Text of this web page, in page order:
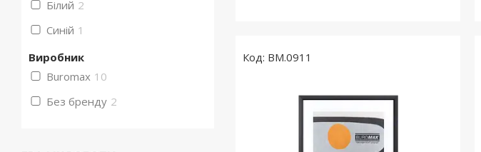
BM.0911
Білий 2
Синій 1
Виробник
Buromax 10
Без бренду 2